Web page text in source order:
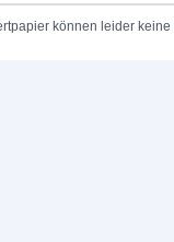
können leider